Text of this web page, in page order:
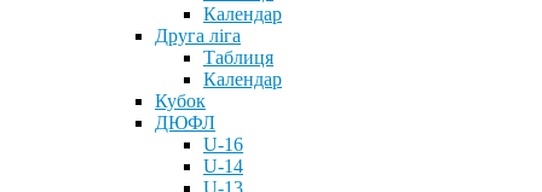
Календар
Друга ліга
Таблиця
Календар
Кубок
ДЮФЛ
U-16
U-14
U-13